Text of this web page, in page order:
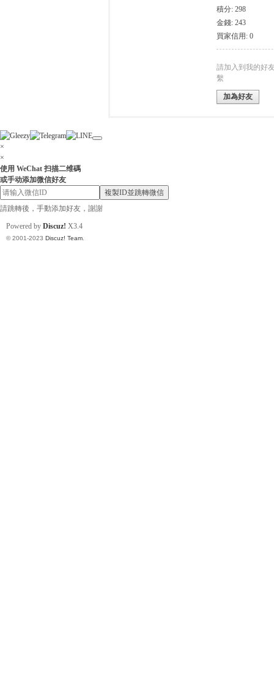
小
積分: 298
金錢: 243
買家信用: 0
請加入到我的好
繫
加為好友
×
×
使用 WeChat 扫描二维碼
或手动添加微信好友
複製ID並跳轉微信
請跳轉後，手動添加好友，謝謝
Powered by Discuz! X3.4
© 2001-2023 Discuz! Team